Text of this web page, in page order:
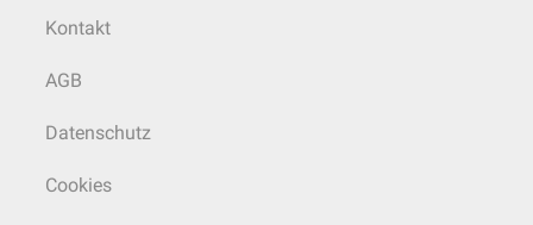
Kontakt
AGB
Datenschutz
Cookies